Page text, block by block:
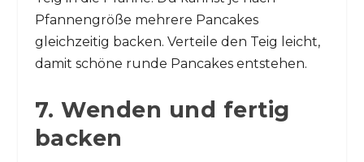
Pfannengröße mehrere Pancakes
gleichzeitig backen. Verteile den Teig leicht,
damit schöne runde Pancakes entstehen.
7. Wenden und fertig
backen